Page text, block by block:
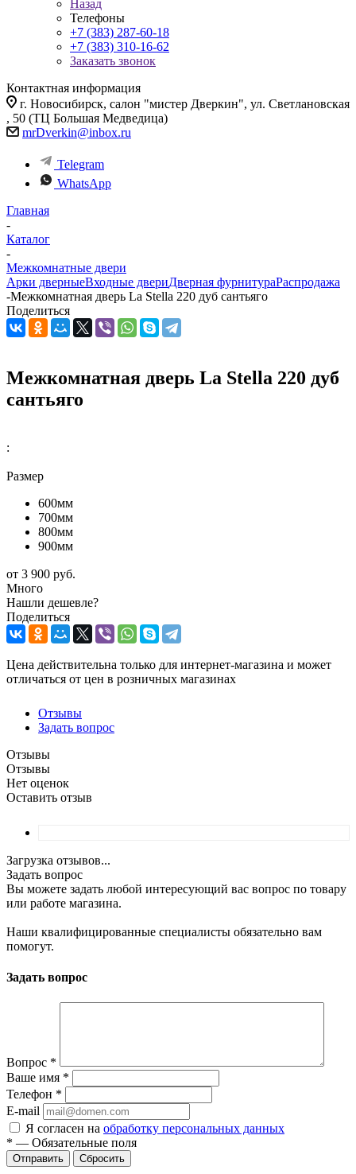
Назад
Телефоны
+7 (383) 287-60-18
+7 (383) 310-16-62
Заказать звонок
Контактная информация
г. Новосибирск, салон "мистер Дверкин", ул. Светлановская
, 50 (ТЦ Большая Медведица)
mrDverkin@inbox.ru
Telegram
WhatsApp
Главная
-
Каталог
-
Межкомнатные двери
Арки дверныеВходные двериДверная фурнитураРаспродажа
-Межкомнатная дверь La Stella 220 дуб сантьяго
Поделиться
Межкомнатная дверь La Stella 220 дуб
сантьяго
:
Размер
600мм
700мм
800мм
900мм
от 3 900 руб.
Много
Нашли дешевле?
Поделиться
Цена действительна только для интернет-магазина и может
отличаться от цен в розничных магазинах
Отзывы
Задать вопрос
Отзывы
Отзывы
Нет оценок
Оставить отзыв
Загрузка отзывов...
Задать вопрос
Вы можете задать любой интересующий вас вопрос по товару
или работе магазина.
Наши квалифицированные специалисты обязательно вам
помогут.
Задать вопрос
Вопрос *
Ваше имя *
Телефон *
E-mail
Я согласен на обработку персональных данных
* — Обязательные поля
Сбросить